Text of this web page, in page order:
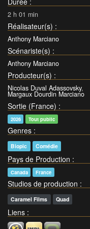
2 h 01 min
Réalisateur(s) :
Anthony Marciano
Scénariste(s) :
Anthony Marciano
Producteur(s) :
Nicolas Duval Adassovsky,
Margaux Dourdin Marciano
Sortie (France) :
2026 Tout public
Genres :
Biopic Comédie
Pays de Production :
Canada France
Studios de production :
Caramel Films Quad
Liens :